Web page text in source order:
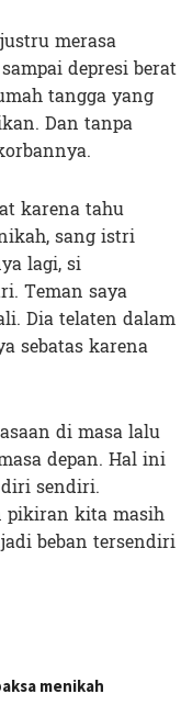
merasa
depresi berat
tangga yang
Dan tanpa
karena tahu
sang istri
lagi, si
Teman saya
Dia telaten dalam
sebatas karena
di masa lalu
depan. Hal ini
sendiri.
pikiran kita masih
beban tersendiri
menikah